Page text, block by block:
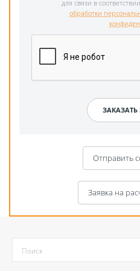
для связи в
обработки
Отправить
Заявка на